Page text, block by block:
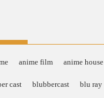
anime film anime house
cast blubbercast blu ray